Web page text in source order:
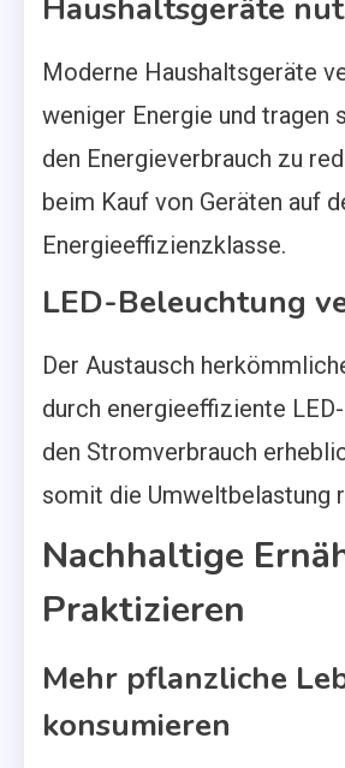
Haushaltsgeräte
Moderne Haushaltsgeräte
weniger Energie und tragen
den Energieverbrauch zu
beim Kauf von Geräten auf
Energieeffizienzklasse.
LED-Beleuchtung
Der Austausch
durch energieeffiziente
den Stromverbrauch
somit die Umweltbelastung
Nachhaltige
Praktizieren
Mehr pflanzliche
konsumieren